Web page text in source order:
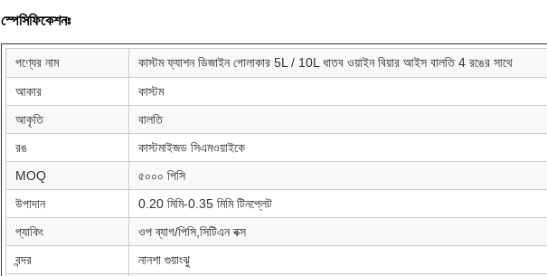
স্পেসিফিকেশনঃ
পণ্যের নাম
কাস্টম ফ্যাশন ডিজাইন গোলাকার 5L / 10L ধাতব ওয়াইন বিয়ার আইস বালতি 4 রঙের সাথে
আকার
কাস্টম
আকৃতি
বালতি
রঙ
কাস্টমাইজড সিএমওয়াইকে
MOQ
৫০০০ পিসি
উপাদান
0.20 মিমি-0.35 মিমি টিনপ্লেট
প্যাকিং
ওপ ব্যাগ/পিসি,সিটিএন বক্স
বন্দর
নানশা গুয়াংঝু